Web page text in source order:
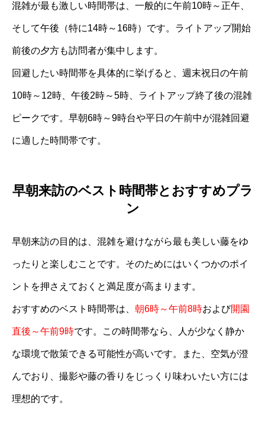
混雑が最も激しい時間帯は、一般的に午前10時～正午、
そして午後（特に14時～16時）です。ライトアップ開始
前後の夕方も訪問者が集中します。
回避したい時間帯を具体的に挙げると、週末祝日の午前
10時～12時、午後2時～5時、ライトアップ終了後の混雑
ピークです。早朝6時～9時台や平日の午前中が混雑回避
に適した時間帯です。
早朝来訪のベスト時間帯とおすすめプラ
ン
早朝来訪の目的は、混雑を避けながら最も美しい藤をゆ
ったりと楽しむことです。そのためにはいくつかのポイ
ントを押さえておくと満足度が高まります。
おすすめのベスト時間帯は、 朝6時～午前8時および開園
直後～午前9時です。この時間帯なら、人が少なく静か
な環境で散策できる可能性が高いです。また、空気が澄
んでおり、撮影や藤の香りをじっくり味わいたい方には
理想的です。